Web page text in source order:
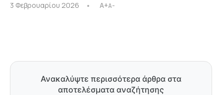
3 Φεβρουαρίου 2026 A+A-
Ανακαλύψτε περισσότερα άρθρα στα
αποτελέσματα αναζήτησης